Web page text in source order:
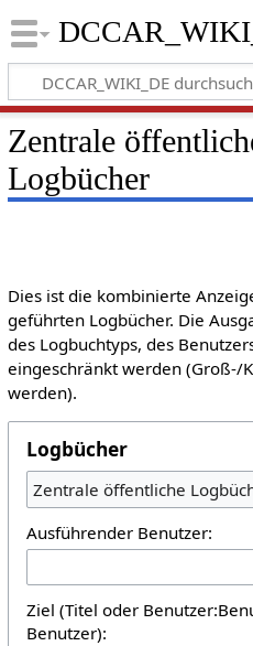
Zentrale
Logbücher
Dies ist die kombinierte
geführten Logbücher. Die
des Logbuchtyps, des
eingeschränkt werden (Groß-/
werden).
Logbücher
Zentrale öffentliche
Ausführender Benutzer:
Ziel (Titel oder
Benutzer):